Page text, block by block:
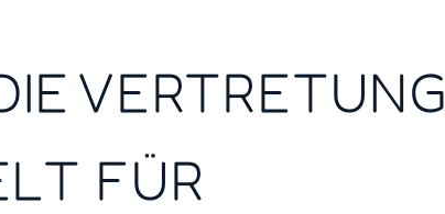
VERTRETUNG
FÜR